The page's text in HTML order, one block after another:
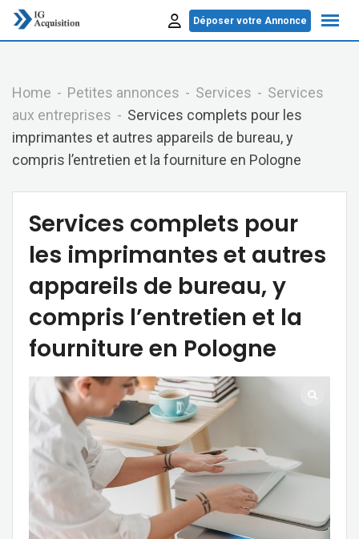
Skip
Déposer votre Annonce
Home Petites annonces Services
Services
aux entreprises
Services complets pour les
imprimantes et autres appareils de bureau, y
compris l’entretien et la fourniture en Pologne
Services complets pour
les imprimantes et autres
appareils de bureau, y
compris l’entretien et la
fourniture en Pologne